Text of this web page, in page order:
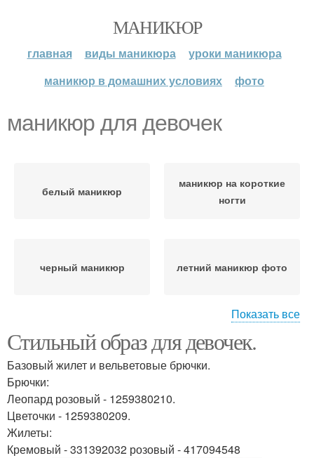
МАНИКЮР
главная виды маникюра
уроки маникюра
маникюр в домашних условиях
фото
маникюр для девочек
белый маникюр
маникюр на короткие
ногти
черный маникюр летний маникюр фото
ногти маникюр фото тенденции маникюра
красивый маникюр
Показать все
Стильный образ для девочек.
Базовый жилет и вельветовые брючки.
Брючки:
Леопард розовый - 1259380210.
Цветочки - 1259380209.
Жилеты:
Кремовый - 331392032 розовый - 417094548